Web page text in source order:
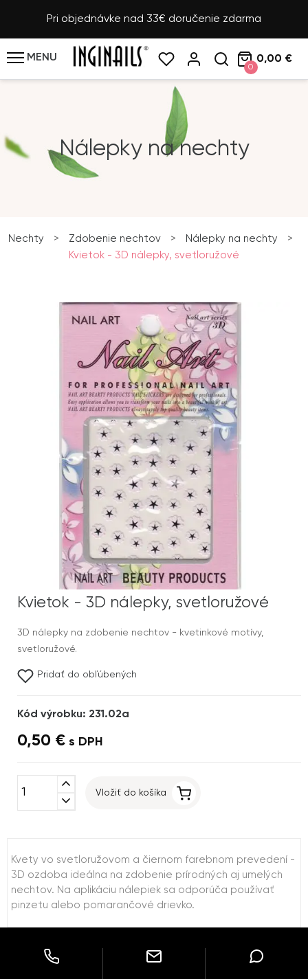
Pri objednávke nad 33€ doručenie zdarma
MENU
0
0,00 €
Nálepky na nechty
Nechty > Zdobenie nechtov > Nálepky na nechty
>
Kvietok - 3D nálepky, svetloružové
Kvietok - 3D nálepky, svetloružové
3D nálepky na zdobenie nechtov - kvetinkové motívy,
svetloružové.
Pridať do obľúbených
Kód výrobku: 231.02a
0,50 € s DPH
expand_less
expand_more
Vložiť do košíka
Kvety vo svetloružovom a čiernom farebnom prevedení -
3D ozdoba ideálna na zdobenie prírodných aj umelých
nechtov. Na aplikáciu nálepiek sa odporúča používať
pinzetu alebo pomarančové drievko.